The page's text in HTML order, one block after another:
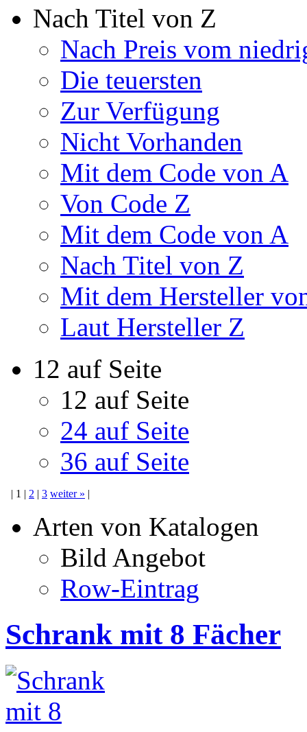
Nach Titel von Z
Nach Preis vom
Die teuersten
Zur Verfügung
Nicht Vorhanden
Mit dem Code von A
Von Code Z
Mit dem Code von A
Nach Titel von Z
Mit dem Hersteller
Laut Hersteller Z
12 auf Seite
12 auf Seite
24 auf Seite
36 auf Seite
1 2 3 weiter»
Arten von Katalogen
Bild Angebot
Row-Eintrag
Schrank mit 8 Fächer